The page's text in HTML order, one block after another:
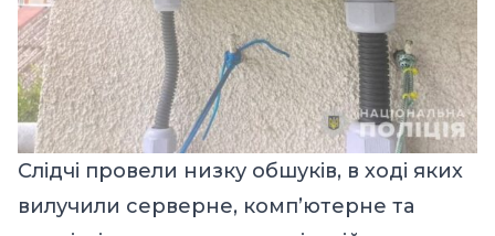
Слідчі провели низку обшуків, в ході яких
вилучили серверне, комп’ютерне та